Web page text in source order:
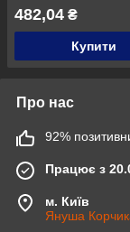
482,04 ₴
Купити
Про нас
92%
Працює з
м. Київ
Януша